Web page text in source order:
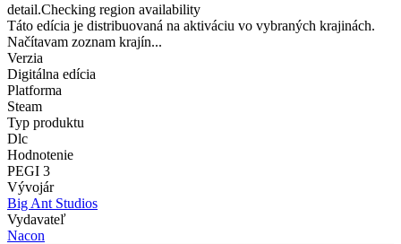
detail.Checking region availability
Táto edícia je distribuovaná na aktiváciu vo vybraných krajinách.
Načítavam zoznam krajín...
Verzia
Digitálna edícia
Platforma
Steam
Typ produktu
Dlc
Hodnotenie
PEGI 3
Vývojár
Big Ant Studios
Vydavateľ
Nacon